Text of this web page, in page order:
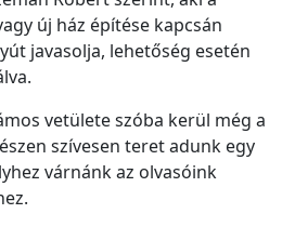
új ház építése kapcsán
javasolja, lehetőség esetén
vetülete szóba kerül még a
szívesen teret adunk egy
várnánk az olvasóink